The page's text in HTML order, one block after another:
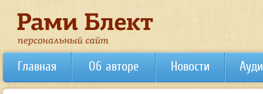
Главная Об авторе Новости